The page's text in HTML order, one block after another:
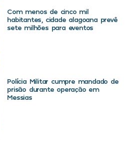
Com menos de cinco mil
habitantes, cidade alagoana prevê
sete milhões para eventos
Polícia Militar cumpre mandado de
prisão durante operação em
Messias